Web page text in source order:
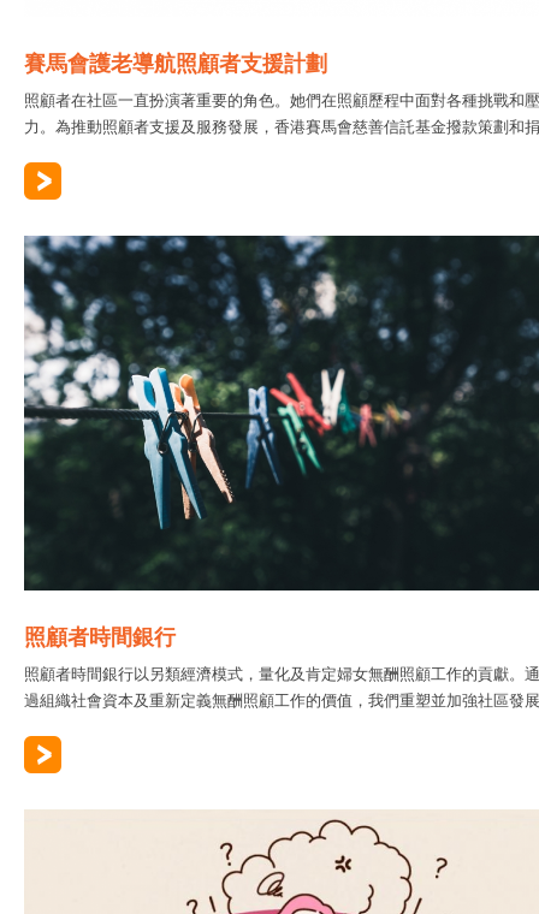
賽馬會護老導航照顧者支援計劃
照顧者在社區一直扮演著重要的角色。她們在照顧歷程中面對各種挑戰和壓
力。為推動照顧者支援及服務發展，香港賽馬會慈善信託基金撥款策劃和
照顧者時間銀行
照顧者時間銀行以另類經濟模式，量化及肯定婦女無酬照顧工作的貢獻。通
過組織社會資本及重新定義無酬照顧工作的價值，我們重塑並加強社區發